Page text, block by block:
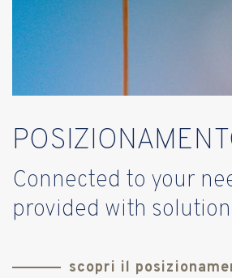
Connected to your
provided with
scopri il